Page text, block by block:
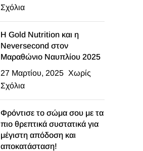
Σχόλια
Η Gold Nutrition και η
Neversecond στον
Μαραθώνιο Ναυπλίου 2025
27 Μαρτίου, 2025 Χωρίς
Σχόλια
Φρόντισε το σώμα σου με τα
πιο θρεπτικά συστατικά για
μέγιστη απόδοση και
αποκατάσταση!